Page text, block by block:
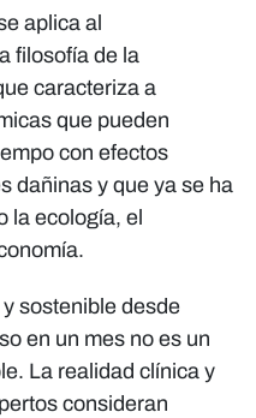
aplica al
filosofía de la
caracteriza a
que pueden
con efectos
dañinas y que ya se ha
la ecología, el
sostenible desde
en un mes no es un
La realidad clínica y
consideran